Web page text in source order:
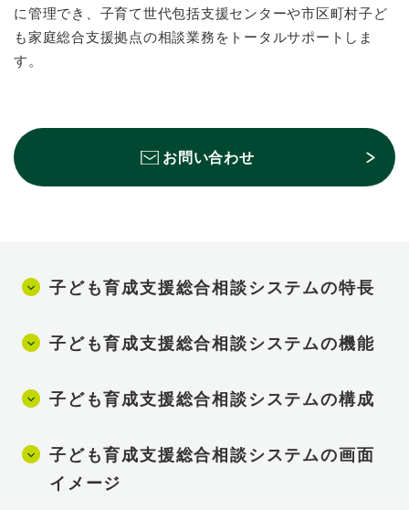
に管理でき、子育て世代包括支援センターや市区町村子ど
も家庭総合支援拠点の相談業務をトータルサポートしま
す。
お問い合わせ
子ども育成支援総合相談システムの特長
子ども育成支援総合相談システムの機能
子ども育成支援総合相談システムの構成
子ども育成支援総合相談システムの画面
イメージ